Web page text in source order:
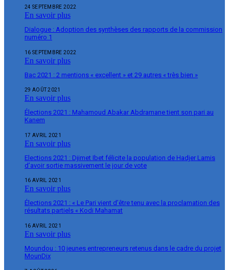
24 SEPTEMBRE 2022
En savoir plus
Dialogue : Adoption des synthèses des rapports de la commission
numéro 1
16 SEPTEMBRE 2022
En savoir plus
Bac 2021 : 2 mentions « excellent » et 29 autres « très bien »
29 AOÛT 2021
En savoir plus
Élections 2021 : Mahamoud Abakar Abdramane tient son pari au
Kanem
17 AVRIL 2021
En savoir plus
Elections 2021 : Djimet Ibet félicite la population de Hadjer Lamis
d’avoir sortie massivement le jour de vote
16 AVRIL 2021
En savoir plus
Élections 2021 : « Le Pari vient d’être tenu avec la proclamation des
résultats partiels « Kodi Mahamat
16 AVRIL 2021
En savoir plus
Moundou : 10 jeunes entrepreneurs retenus dans le cadre du projet
MounDix